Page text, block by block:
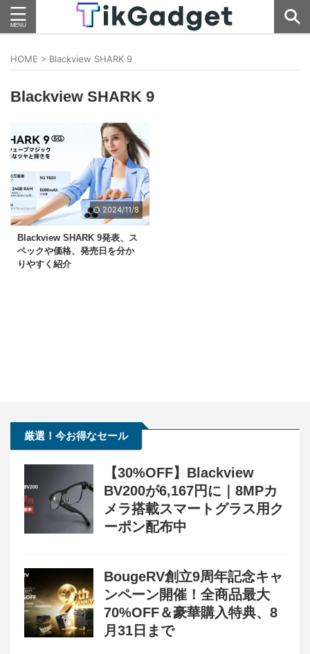
HOME > Blackview SHARK 9
Blackview SHARK 9
2024/11/8
Blackview SHARK 9発表、ス
ペックや価格、発売日を分か
りやすく紹介
厳選！今お得なセール
【30%OFF】Blackview
BV200が6,167円に｜8MPカ
メラ搭載スマートグラス用ク
ーポン配布中
BougeRV創立9周年記念キャ
ンペーン開催！全商品最大
70%OFF＆豪華購入特典、8
月31日まで